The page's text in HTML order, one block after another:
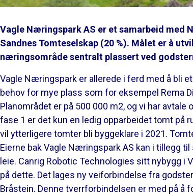
Vagle Næringspark AS er et samarbeid med
Sandnes Tomteselskap (20 %). Målet er å
næringsområde sentralt plassert ved
Vagle Næringspark er allerede i ferd med å bli
behov for mye plass som for eksempel Rema
Planområdet er på 500 000 m2, og vi har avtale
fase 1 er det kun en ledig opparbeidet tomt på
vil ytterligere tomter bli byggeklare i 2021.
Eierne bak Vagle Næringspark AS kan i tillegg
leie. Canrig Robotic Technologies sitt nybygg i
på dette. Det lages ny veiforbindelse fra
Bråstein. Denne tverrforbindelsen er med på å